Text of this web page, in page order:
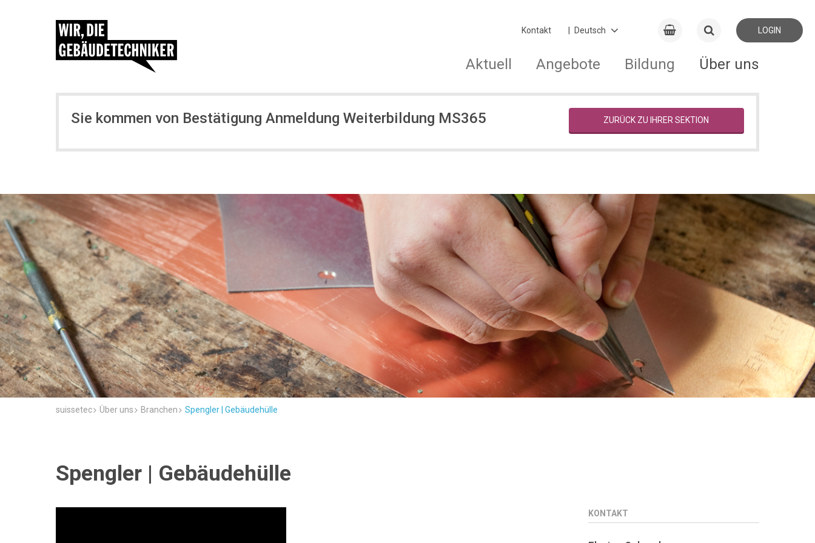
Kontakt LOGIN
Aktuell Angebote Bildung Über uns
Sie kommen von Bestätigung Anmeldung Weiterbildung MS365 ZURÜCK ZU IHRER SEKTION
suissetec Über uns Branchen Spengler | Gebäudehülle
Spengler | Gebäudehülle
KONTAKT